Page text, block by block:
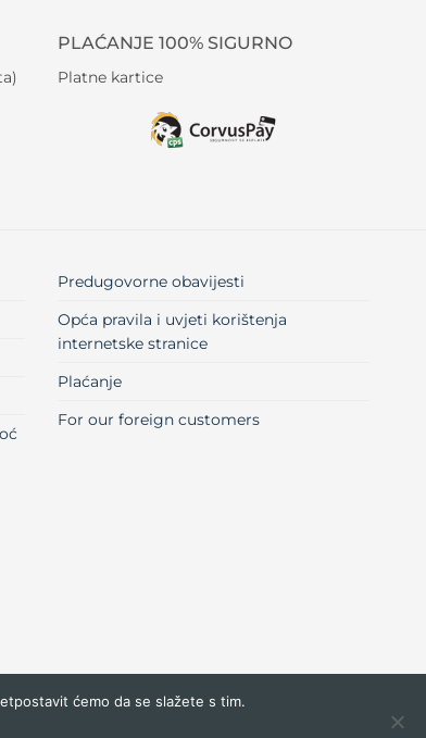
PLAĆANJE 100% SIGURNO
Platne kartice
Predugovorne obavijesti
Opća pravila i uvjeti korištenja
internetske stranice
Plaćanje
For our foreign customers
Bank
ćemo da se slažete s tim.